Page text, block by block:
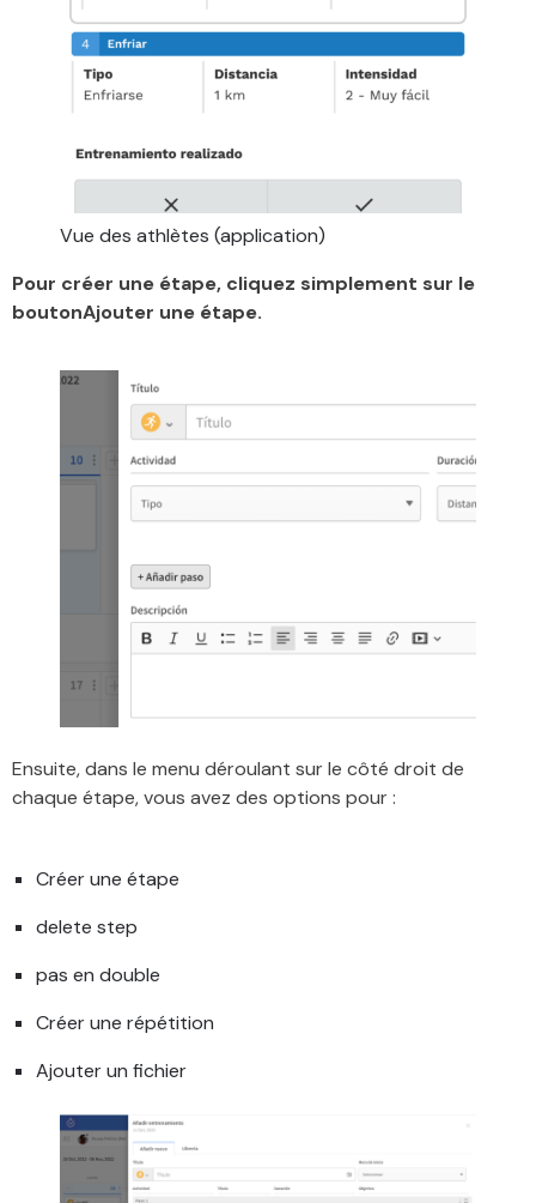
Vue des athlètes (application)
Pour créer une étape, cliquez simplement sur le
boutonAjouter une étape.
Ensuite, dans le menu déroulant sur le côté droit de
chaque étape, vous avez des options pour :
Créer une étape
delete step
pas en double
Créer une répétition
Ajouter un fichier